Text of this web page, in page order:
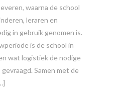
waarna de school
leraren en
in gebruik genomen is.
is de school in
wat logistiek de nodige
Samen met de